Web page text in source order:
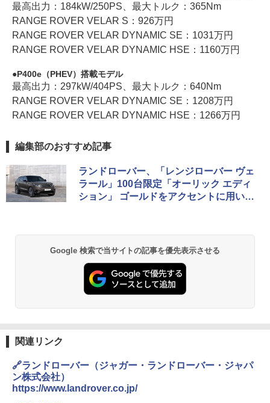
最高出力：184kW/250PS、最大トルク：365Nm
RANGE ROVER VELAR S：926万円
RANGE ROVER VELAR DYNAMIC SE：1031万円
RANGE ROVER VELAR DYNAMIC HSE：1160万円
P400e（PHEV）搭載モデル
最高出力：297kW/404PS、最大トルク：640Nm
RANGE ROVER VELAR DYNAMIC SE：1208万円
RANGE ROVER VELAR DYNAMIC HSE：1266万円
編集部のおすすめ記事
ランドローバー、「レンジローバー ヴェ
ラール」100台限定「オーリック エディ
ション」 ゴールドをアクセントに用いた
Google 検索で当サイトの記事を優先表示させる
関連リンク
🔗ランドローバー（ジャガー・ランドローバー・ジャパ
ン株式会社）
https://www.landrover.co.jp/